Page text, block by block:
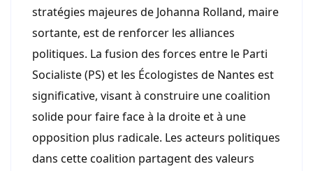
stratégies majeures de Johanna Rolland, maire
sortante, est de renforcer les alliances
politiques. La fusion des forces entre le Parti
Socialiste (PS) et les Écologistes de Nantes est
significative, visant à construire une coalition
solide pour faire face à la droite et à une
opposition plus radicale. Les acteurs politiques
dans cette coalition partagent des valeurs